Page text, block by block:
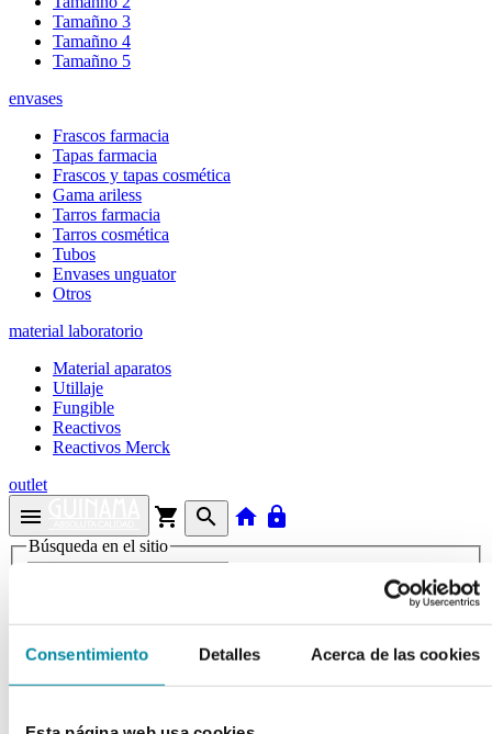
Consentimiento Detalles Acerca de las cookies
Tamañno 3
Tamañno 4
Tamañno 5
envases
Frascos farmacia
Tapas farmacia
Frascos y tapas cosmética
Gama ariless
Tarros farmacia
Tarros cosmética
Tubos
Envases unguator
Otros
material laboratorio
Material aparatos
Utillaje
Fungible
Reactivos
Reactivos Merck
outlet
menu shopping_cart search home lock
Búsqueda en el sitio
Inicio
>>
JERINGA ESTERIL PARA POMADA 5g